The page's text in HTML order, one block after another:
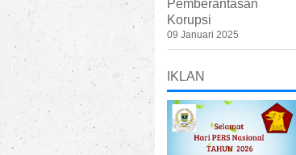
Pemberantasan
Korupsi
09 Januari 2025
IKLAN